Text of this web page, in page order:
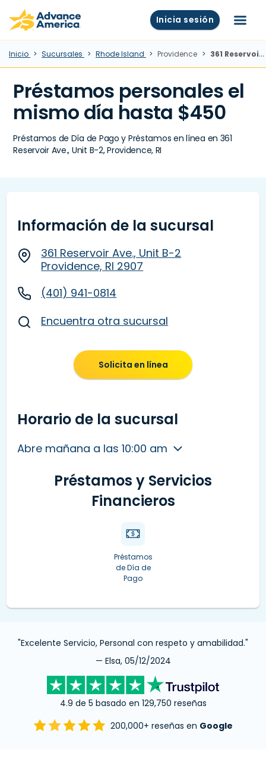
Skip to main content
Advance America home Inicia sesión Menú
Inicio Sucursales Rhode Island Providence 361 Reservoir Ave., Unit B-2, Providence, RI
Préstamos personales el
mismo día hasta $450
Préstamos de Día de Pago y Préstamos en línea en 361
Reservoir Ave., Unit B-2, Providence, RI
Información de la sucursal
361 Reservoir Ave., Unit B-2
Providence, RI 2907
(401) 941-0814
Encuentra otra sucursal
Solicita en línea
Horario de la sucursal
Abre mañana a las 10:00 am
Préstamos y Servicios
Financieros
Préstamos
de Día de
Pago
"Excelente Servicio, Personal con respeto y amabilidad."
— Elsa, 05/12/2024
4.9 de 5 basado en 129,750 reseñas
200,000+ reseñas en Google